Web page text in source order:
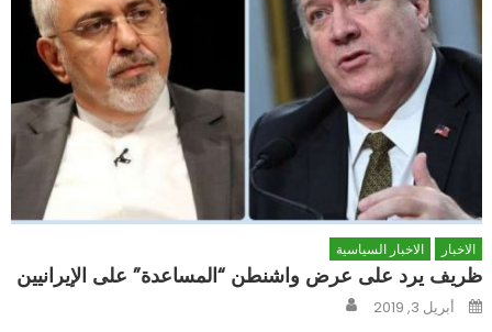
الاخبار الاخبار السياسية
ظريف يرد على عرض واشنطن “المساعدة” على الإيرانيين
Posted
onأبريل 3, 2019